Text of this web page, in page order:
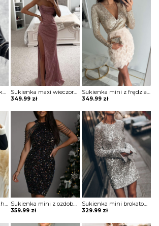
Sukienka maxi wieczorowa z gorsetowym topem Alija
349.99 zł 349.99 zł
Sukienka mini z ozdobnymi pagonami Rosia
359.99 zł
Sukienka mini brokatowa Eric
329.99 zł